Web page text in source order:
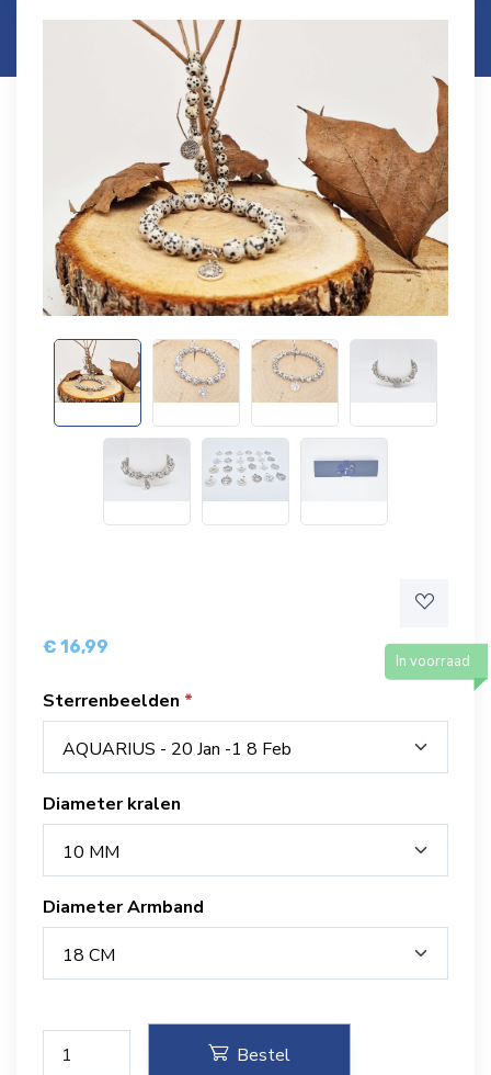
€ 16,99
In voorraad
Sterrenbeelden
AQUARIUS - 20 Jan -1 8 Feb
Diameter kralen
10 MM
Diameter Armband
18 CM
Bestel